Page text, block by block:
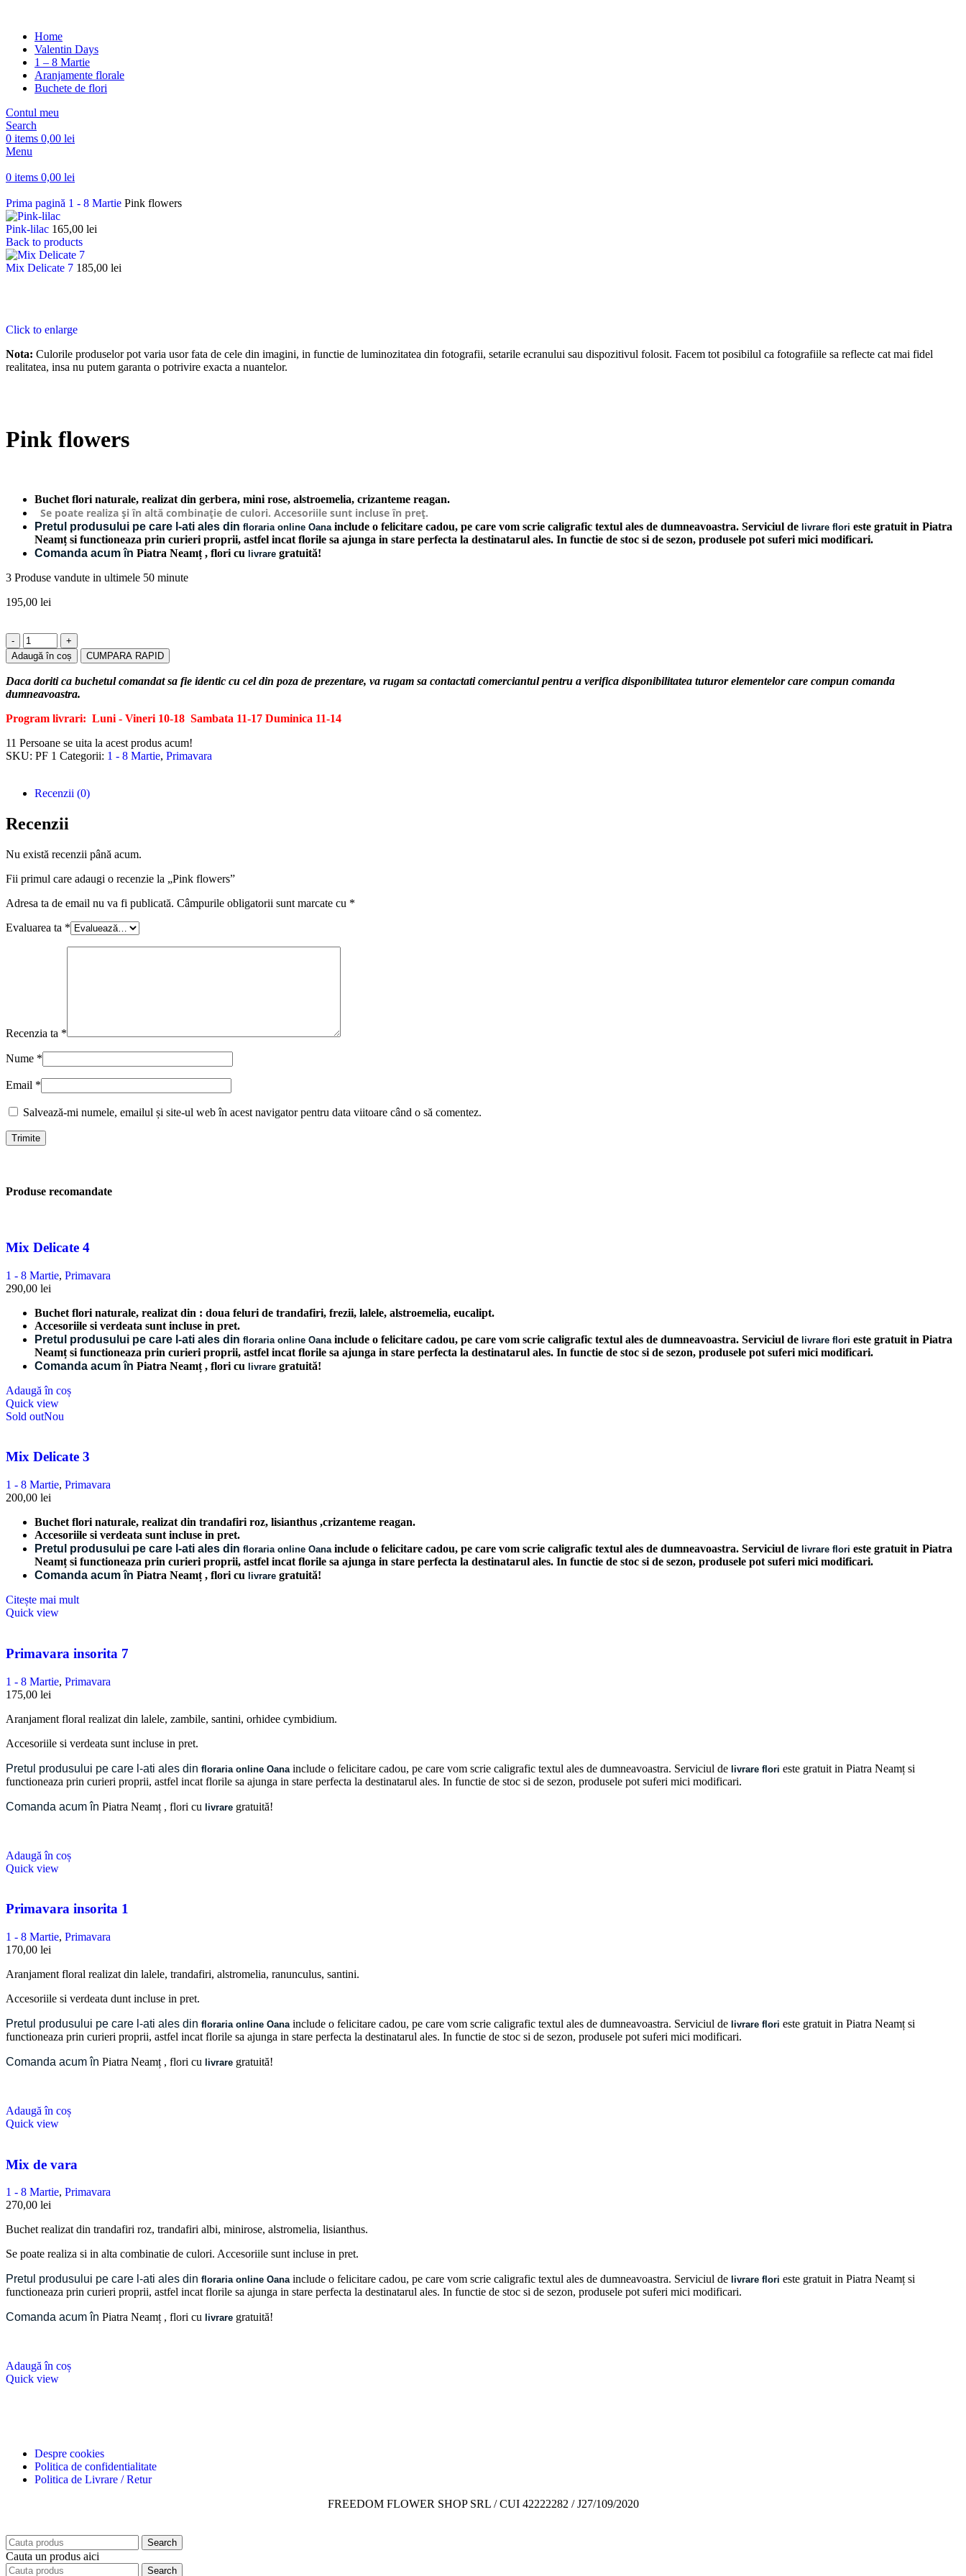
Home
Valentin Days
1 – 8 Martie
Aranjamente florale
Buchete de flori
Contul meu
Search
0 items 0,00 lei
Menu
0 items 0,00 lei
Prima pagină 1 - 8 Martie Pink flowers
Pink-lilac 165,00 lei
Back to products
Mix Delicate 7 185,00 lei
Click to enlarge
Nota: Culorile produselor pot varia usor fata de cele din imagini, in functie de luminozitatea din fotografii, setarile ecranului sau dispozitivul folosit. Facem tot posibilul ca fotografiile sa reflecte cat mai fidel
realitatea, insa nu putem garanta o potrivire exacta a nuantelor.
Pink flowers
Buchet flori naturale, realizat din gerbera, mini rose, alstroemelia, crizanteme reagan.
Se poate realiza și în altă combinație de culori. Accesoriile sunt incluse în preț.
Pretul produsului pe care l-ati ales din floraria online Oana include o felicitare cadou, pe care vom scrie caligrafic textul ales de dumneavoastra. Serviciul de livrare flori este gratuit in Piatra
Neamț si functioneaza prin curieri proprii, astfel incat florile sa ajunga in stare perfecta la destinatarul ales. In functie de stoc si de sezon, produsele pot suferi mici modificari.
Comanda acum în Piatra Neamț , flori cu livrare gratuită!
3 Produse vandute in ultimele 50 minute
195,00 lei
Adaugă în coș CUMPARA RAPID
Daca doriti ca buchetul comandat sa fie identic cu cel din poza de prezentare, va rugam sa contactati comerciantul pentru a verifica disponibilitatea tuturor elementelor care compun comanda
dumneavoastra.
Program livrari: Luni - Vineri 10-18 Sambata 11-17 Duminica 11-14
11 Persoane se uita la acest produs acum!
SKU: PF 1 Categorii: 1 - 8 Martie, Primavara
Recenzii (0)
Recenzii
Nu există recenzii până acum.
Fii primul care adaugi o recenzie la „Pink flowers”
Adresa ta de email nu va fi publicată. Câmpurile obligatorii sunt marcate cu *
Evaluarea ta *
Recenzia ta *
Nume *
Email *
Salvează-mi numele, emailul și site-ul web în acest navigator pentru data viitoare când o să comentez.
Produse recomandate
Mix Delicate 4
1 - 8 Martie, Primavara
290,00 lei
Buchet flori naturale, realizat din : doua feluri de trandafiri, frezii, lalele, alstroemelia, eucalipt.
Accesoriile si verdeata sunt incluse in pret.
Pretul produsului pe care l-ati ales din floraria online Oana include o felicitare cadou, pe care vom scrie caligrafic textul ales de dumneavoastra. Serviciul de livrare flori este gratuit in Piatra
Neamț si functioneaza prin curieri proprii, astfel incat florile sa ajunga in stare perfecta la destinatarul ales. In functie de stoc si de sezon, produsele pot suferi mici modificari.
Comanda acum în Piatra Neamț , flori cu livrare gratuită!
Adaugă în coș
Quick view
Sold outNou
Mix Delicate 3
1 - 8 Martie, Primavara
200,00 lei
Buchet flori naturale, realizat din trandafiri roz, lisianthus ,crizanteme reagan.
Accesoriile si verdeata sunt incluse in pret.
Pretul produsului pe care l-ati ales din floraria online Oana include o felicitare cadou, pe care vom scrie caligrafic textul ales de dumneavoastra. Serviciul de livrare flori este gratuit in Piatra
Neamț si functioneaza prin curieri proprii, astfel incat florile sa ajunga in stare perfecta la destinatarul ales. In functie de stoc si de sezon, produsele pot suferi mici modificari.
Comanda acum în Piatra Neamț , flori cu livrare gratuită!
Citește mai mult
Quick view
Primavara insorita 7
1 - 8 Martie, Primavara
175,00 lei
Aranjament floral realizat din lalele, zambile, santini, orhidee cymbidium.
Accesoriile si verdeata sunt incluse in pret.
Pretul produsului pe care l-ati ales din floraria online Oana include o felicitare cadou, pe care vom scrie caligrafic textul ales de dumneavoastra. Serviciul de livrare flori este gratuit in Piatra Neamț si
functioneaza prin curieri proprii, astfel incat florile sa ajunga in stare perfecta la destinatarul ales. In functie de stoc si de sezon, produsele pot suferi mici modificari.
Comanda acum în Piatra Neamț , flori cu livrare gratuită!
Adaugă în coș
Quick view
Primavara insorita 1
1 - 8 Martie, Primavara
170,00 lei
Aranjament floral realizat din lalele, trandafiri, alstromelia, ranunculus, santini.
Accesoriile si verdeata dunt incluse in pret.
Pretul produsului pe care l-ati ales din floraria online Oana include o felicitare cadou, pe care vom scrie caligrafic textul ales de dumneavoastra. Serviciul de livrare flori este gratuit in Piatra Neamț si
functioneaza prin curieri proprii, astfel incat florile sa ajunga in stare perfecta la destinatarul ales. In functie de stoc si de sezon, produsele pot suferi mici modificari.
Comanda acum în Piatra Neamț , flori cu livrare gratuită!
Adaugă în coș
Quick view
Mix de vara
1 - 8 Martie, Primavara
270,00 lei
Buchet realizat din trandafiri roz, trandafiri albi, minirose, alstromelia, lisianthus.
Se poate realiza si in alta combinatie de culori. Accesoriile sunt incluse in pret.
Pretul produsului pe care l-ati ales din floraria online Oanainclude o felicitare cadou, pe care vom scrie caligrafic textul ales de dumneavoastra. Serviciul de livrare flori este gratuit in Piatra Neamț si
functioneaza prin curieri proprii, astfel incat florile sa ajunga in stare perfecta la destinatarul ales. In functie de stoc si de sezon, produsele pot suferi mici modificari.
Comanda acum în Piatra Neamț, flori cu livrare gratuită!
Adaugă în coș
Quick view
Despre cookies
Politica de confidentialitate
Politica de Livrare / Retur
FREEDOM FLOWER SHOP SRL / CUI 42222282 / J27/109/2020
Search
Cauta un produs aici
Search